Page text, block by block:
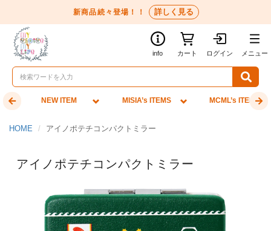
新商品続々登場！！ 詳しく見る
info カート ログイン メニュー
NEW ITEM MISIA’s ITEMS MCML’s ITEMS
HOME アイノポテチコンパクトミラー
アイノポテチコンパクトミラー